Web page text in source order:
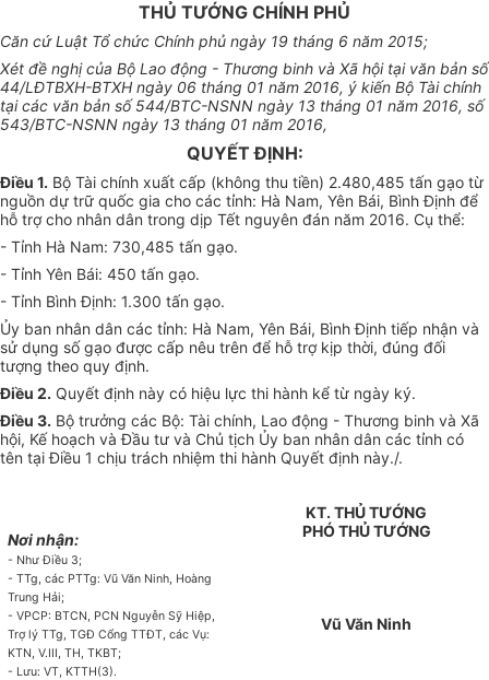
THỦ TƯỚNG CHÍNH PHỦ
Căn cứ Luật Tổ chức Chính phủ ngày 19 tháng 6 năm 2015;
Xét đề nghị của Bộ Lao động - Thương binh và Xã hội tại văn bản số
44/LĐTBXH-BTXH ngày 06 tháng 01 năm 2016, ý kiến Bộ Tài chính
tại các văn bản số 544/BTC-NSNN ngày 13 tháng 01 năm 2016, số
543/BTC-NSNN ngày 13 tháng 01 năm 2016,
QUYẾT ĐỊNH:
Điều 1. Bộ Tài chính xuất cấp (không thu tiền) 2.480,485 tấn gạo từ
nguồn dự trữ quốc gia cho các tỉnh: Hà Nam, Yên Bái, Bình Định để
hỗ trợ cho nhân dân trong dịp Tết nguyên đán năm 2016. Cụ thể:
- Tỉnh Hà Nam: 730,485 tấn gạo.
- Tỉnh Yên Bái: 450 tấn gạo.
- Tỉnh Bình Định: 1.300 tấn gạo.
Ủy ban nhân dân các tỉnh: Hà Nam, Yên Bái, Bình Định tiếp nhận và
sử dụng sốgạo được cấp nêu trên để hỗ trợ kịp thời, đúng đối
tượng theo quy định.
Điều 2. Quyết định này có hiệu lực thi hành kể từ ngày ký.
Điều 3. Bộ trưởng các Bộ: Tài chính, Lao động - Thương binh và Xã
hội, Kế hoạch và Đầu tư và Chủ tịch Ủy ban nhân dân các tỉnh có
tên tại Điều 1 chịu trách nhiệm thi hành Quyết định này./.
Nơi nhận:
- Như Điều 3;
- TTg, các PTTg: Vũ Văn Ninh, Hoàng
Trung Hải;
- VPCP: BTCN, PCN Nguyễn Sỹ Hiệp,
Trợ lý TTg, TGĐ Cổng TTĐT, các Vụ:
KTN, V.III, TH, TKBT;
- Lưu: VT, KTTH(3).
KT. THỦ TƯỚNG
PHÓ THỦ TƯỚNG
Vũ Văn Ninh